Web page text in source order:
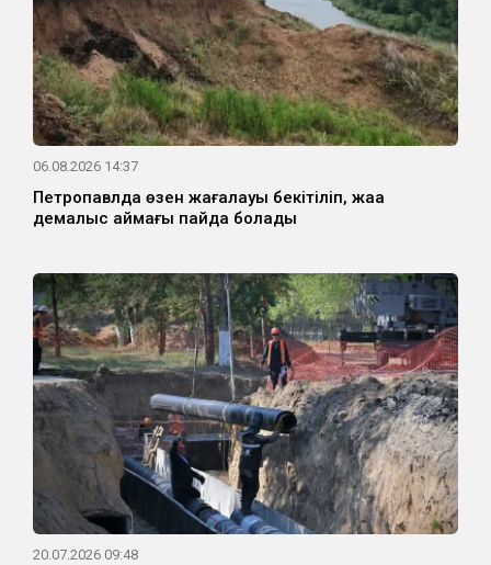
06.08.2026 14:37
Петропавлда өзен жағалауы бекітіліп, жаңа
демалыс аймағы пайда болады
20.07.2026 09:48